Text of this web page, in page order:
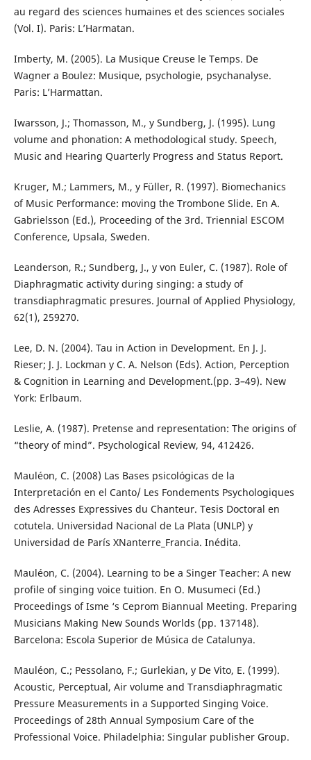
au regard des sciences humaines et des sciences sociales
(Vol. I). Paris: L’Harmatan.
Imberty, M. (2005). La Musique Creuse le Temps. De
Wagner a Boulez: Musique, psychologie, psychanalyse.
Paris: L’Harmattan.
Iwarsson, J.; Thomasson, M., y Sundberg, J. (1995). Lung
volume and phonation: A methodological study. Speech,
Music and Hearing Quarterly Progress and Status Report.
Kruger, M.; Lammers, M., y Füller, R. (1997). Biomechanics
of Music Performance: moving the Trombone Slide. En A.
Gabrielsson (Ed.), Proceeding of the 3rd. Triennial ESCOM
Conference, Upsala, Sweden.
Leanderson, R.; Sundberg, J., y von Euler, C. (1987). Role of
Diaphragmatic activity during singing: a study of
transdiaphragmatic presures. Journal of Applied Physiology,
62(1), 259270.
Lee, D. N. (2004). Tau in Action in Development. En J. J.
Rieser; J. J. Lockman y C. A. Nelson (Eds). Action, Perception
& Cognition in Learning and Development.(pp. 3–49). New
York: Erlbaum.
Leslie, A. (1987). Pretense and representation: The origins of
“theory of mind”. Psychological Review, 94, 412426.
Mauléon, C. (2008) Las Bases psicológicas de la
Interpretación en el Canto/ Les Fondements Psychologiques
des Adresses Expressives du Chanteur. Tesis Doctoral en
cotutela. Universidad Nacional de La Plata (UNLP) y
Universidad de París XNanterre_Francia. Inédita.
Mauléon, C. (2004). Learning to be a Singer Teacher: A new
profile of singing voice tuition. En O. Musumeci (Ed.)
Proceedings of Isme ‘s Ceprom Biannual Meeting. Preparing
Musicians Making New Sounds Worlds (pp. 137148).
Barcelona: Escola Superior de Música de Catalunya.
Mauléon, C.; Pessolano, F.; Gurlekian, y De Vito, E. (1999).
Acoustic, Perceptual, Air volume and Transdiaphragmatic
Pressure Measurements in a Supported Singing Voice.
Proceedings of 28th Annual Symposium Care of the
Professional Voice. Philadelphia: Singular publisher Group.